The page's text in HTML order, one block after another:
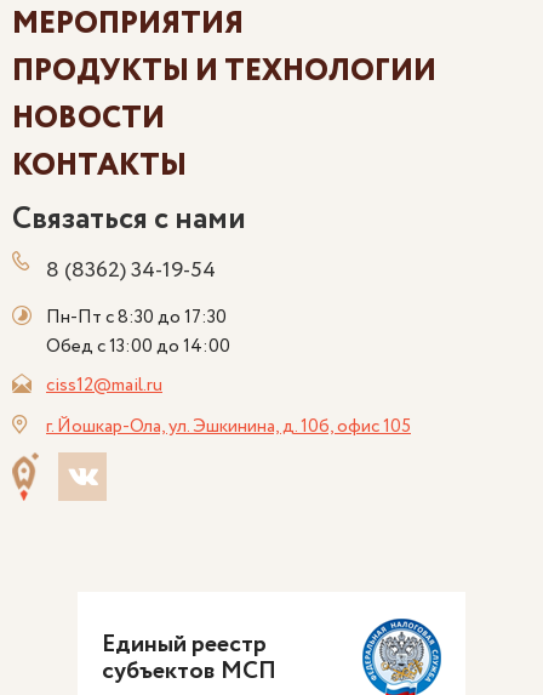
МЕРОПРИЯТИЯ
ПРОДУКТЫ И ТЕХНОЛОГИИ
НОВОСТИ
КОНТАКТЫ
Связаться с нами
8 (8362) 34-19-54
Пн-Пт с 8:30 до 17:30
Обед с 13:00 до 14:00
ciss12@mail.ru
г. Йошкар-Ола, ул. Эшкинина, д. 10б, офис 105
Единый реестр
субъектов МСП